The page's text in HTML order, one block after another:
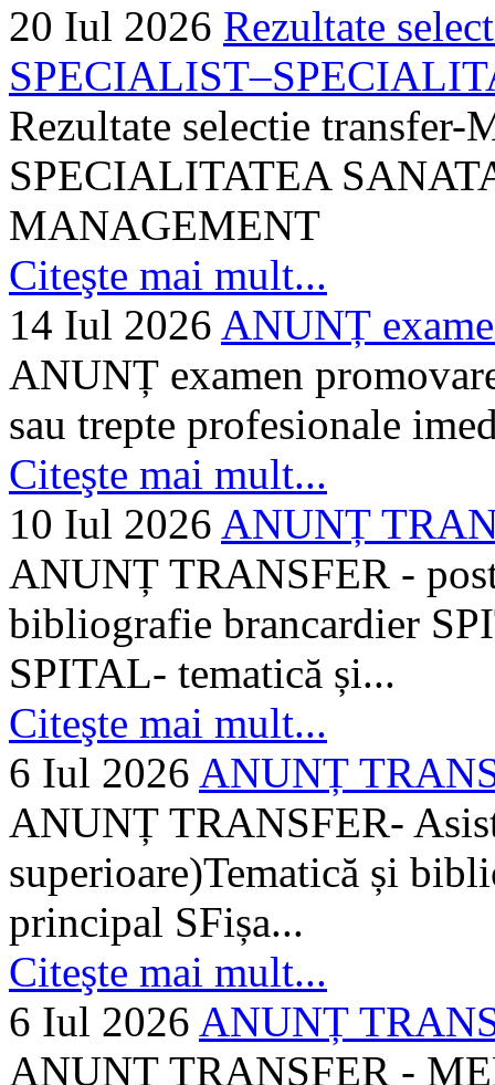
20 Iul 2026 Rezultate
Rezultate selectie
SPECIALITATEA
MANAGEMENT
Citeşte mai mult...
14 Iul 2026 ANUNȚ
ANUNȚ examen
sau trepte profesionale
Citeşte mai mult...
10 Iul 2026 ANUNȚ
ANUNȚ TRANSFER -
bibliografie brancardier
SPITAL- tematică și...
Citeşte mai mult...
6 Iul 2026 ANUNȚ
ANUNȚ TRANSFER-
superioare)Tematică și
principal SFișa...
Citeşte mai mult...
6 Iul 2026 ANUNȚ
ANUNȚ TRANSFER -